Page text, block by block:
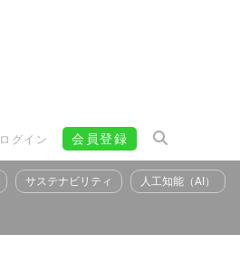
ログイン 会員登録
サステナビリティ 人工知能（AI）